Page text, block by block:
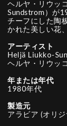
ヘルヤ・リウッ
Sundstrom）が
チーフにした陶
かれた美しい花
アーティスト
Heljä Liukko-
ヘルヤ・リウッ
年または年代
1980年代
製造元
アラビア (オリ